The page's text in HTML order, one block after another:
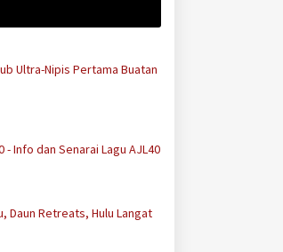
Ultra-Nipis Pertama Buatan
- Info dan Senarai Lagu AJL40
Daun Retreats, Hulu Langat